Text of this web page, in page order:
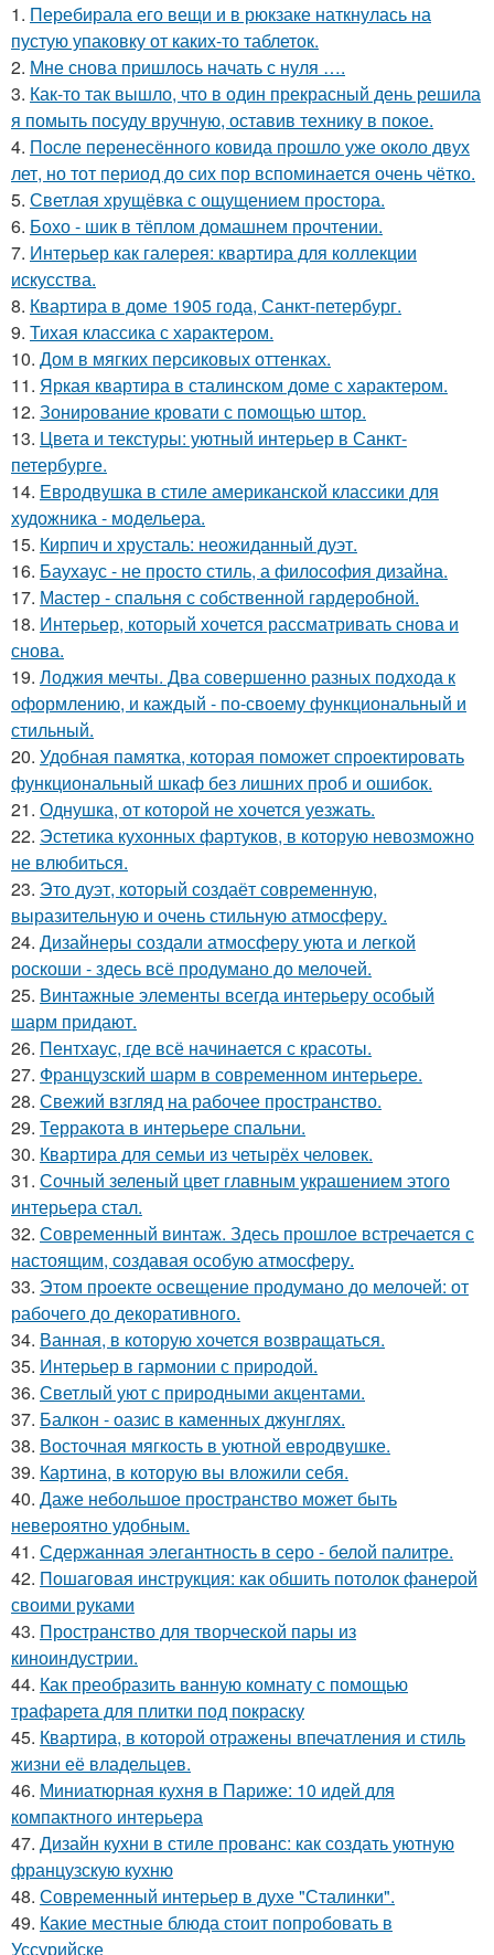
1. Перебирала его вещи и в рюкзаке наткнулась на
пустую упаковку от каких-то таблеток.
2. Мне снова пришлось начать с нуля ….
3. Как-то так вышло, что в один прекрасный день решила
я помыть посуду вручную, оставив технику в покое.
4. После перенесённого ковида прошло уже около двух
лет, но тот период до сих пор вспоминается очень чётко.
5. Светлая хрущёвка с ощущением простора.
6. Бохо - шик в тёплом домашнем прочтении.
7. Интерьер как галерея: квартира для коллекции
искусства.
8. Квартира в доме 1905 года, Санкт-петербург.
9. Тихая классика с характером.
10. Дом в мягких персиковых оттенках.
11. Яркая квартира в сталинском доме с характером.
12. Зонирование кровати с помощью штор.
13. Цвета и текстуры: уютный интерьер в Санкт-
петербурге.
14. Евродвушка в стиле американской классики для
художника - модельера.
15. Кирпич и хрусталь: неожиданный дуэт.
16. Баухаус - не просто стиль, а философия дизайна.
17. Мастер - спальня с собственной гардеробной.
18. Интерьер, который хочется рассматривать снова и
снова.
19. Лоджия мечты. Два совершенно разных подхода к
оформлению, и каждый - по-своему функциональный и
стильный.
20. Удобная памятка, которая поможет спроектировать
функциональный шкаф без лишних проб и ошибок.
21. Однушка, от которой не хочется уезжать.
22. Эстетика кухонных фартуков, в которую невозможно
не влюбиться.
23. Это дуэт, который создаёт современную,
выразительную и очень стильную атмосферу.
24. Дизайнеры создали атмосферу уюта и легкой
роскоши - здесь всё продумано до мелочей.
25. Винтажные элементы всегда интерьеру особый
шарм придают.
26. Пентхаус, где всё начинается с красоты.
27. Французский шарм в современном интерьере.
28. Свежий взгляд на рабочее пространство.
29. Терракота в интерьере спальни.
30. Квартира для семьи из четырёх человек.
31. Сочный зеленый цвет главным украшением этого
интерьера стал.
32. Современный винтаж. Здесь прошлое встречается с
настоящим, создавая особую атмосферу.
33. Этом проекте освещение продумано до мелочей: от
рабочего до декоративного.
34. Ванная, в которую хочется возвращаться.
35. Интерьер в гармонии с природой.
36. Светлый уют с природными акцентами.
37. Балкон - оазис в каменных джунглях.
38. Восточная мягкость в уютной евродвушке.
39. Картина, в которую вы вложили себя.
40. Даже небольшое пространство может быть
невероятно удобным.
41. Сдержанная элегантность в серо - белой палитре.
42. Пошаговая инструкция: как обшить потолок фанерой
своими руками
43. Пространство для творческой пары из
киноиндустрии.
44. Как преобразить ванную комнату с помощью
трафарета для плитки под покраску
45. Квартира, в которой отражены впечатления и стиль
жизни её владельцев.
46. Миниатюрная кухня в Париже: 10 идей для
компактного интерьера
47. Дизайн кухни в стиле прованс: как создать уютную
французскую кухню
48. Современный интерьер в духе "Сталинки".
49. Какие местные блюда стоит попробовать в
Уссурийске